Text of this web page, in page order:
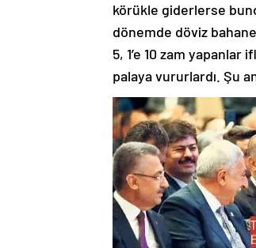
körükle giderlerse
dönemde döviz
5, 1’e 10 zam
palaya vururlardı. Şu